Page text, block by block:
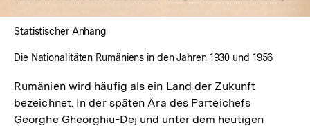
Statistischer Anhang
Die Nationalitäten Rumäniens in den Jahren 1930 und 1956
Rumänien wird häufig als ein Land der Zukunft
bezeichnet. In der späten Ära des Parteichefs
Georghe Gheorghiu-Dej und unter dem heutigen